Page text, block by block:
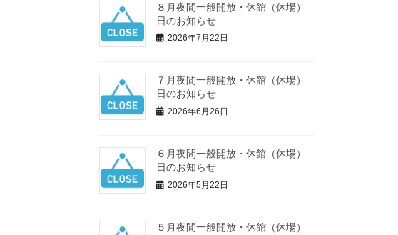
８月夜間一般開放・休館（休場）
日のお知らせ
2026年7月22日
７月夜間一般開放・休館（休場）
日のお知らせ
2026年6月26日
６月夜間一般開放・休館（休場）
日のお知らせ
2026年5月22日
５月夜間一般開放・休館（休場）